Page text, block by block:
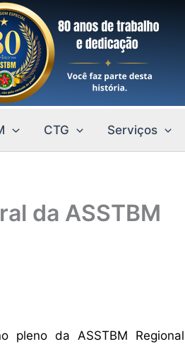
CTG Serviços
da ASSTBM
pleno da ASSTBM Regional